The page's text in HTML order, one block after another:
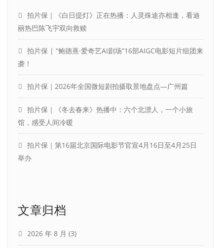
拍片保｜《白日提灯》正在热播：人灵殊途亦相逢，看迪
丽热巴陈飞宇双向救赎
拍片保 | “鲍德熹·爱奇艺AI剧场”16部AIGC电影短片组团来
袭！
拍片保｜2026年全国微短剧拍摄取景地盘点—广州篇
拍片保｜《冬去春来》热播中：六个北漂人，一个小旅
馆，感受人间冷暖
拍片保｜第16届北京国际电影节官宣4月16日至4月25日
举办
文章归档
2026 年 8 月 (3)